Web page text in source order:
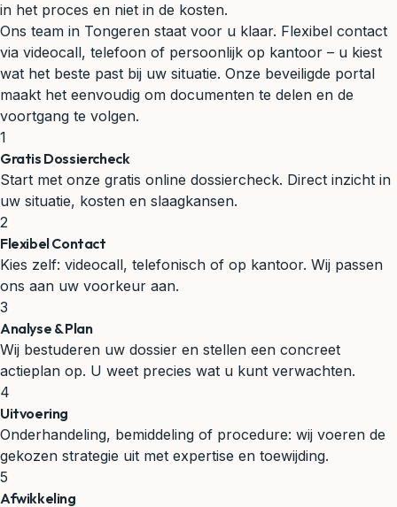
in het proces en niet in de kosten.
Ons team in Tongeren staat voor u klaar. Flexibel contact
via videocall, telefoon of persoonlijk op kantoor – u kiest
wat het beste past bij uw situatie. Onze beveiligde portal
maakt het eenvoudig om documenten te delen en de
voortgang te volgen.
1
Gratis Dossiercheck
Start met onze gratis online dossiercheck. Direct inzicht in
uw situatie, kosten en slaagkansen.
2
Flexibel Contact
Kies zelf: videocall, telefonisch of op kantoor. Wij passen
ons aan uw voorkeur aan.
3
Analyse & Plan
Wij bestuderen uw dossier en stellen een concreet
actieplan op. U weet precies wat u kunt verwachten.
4
Uitvoering
Onderhandeling, bemiddeling of procedure: wij voeren de
gekozen strategie uit met expertise en toewijding.
5
Afwikkeling